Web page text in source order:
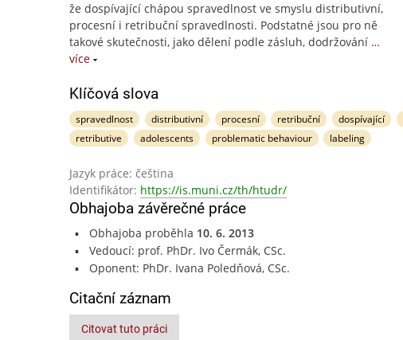
že dospívající chápou spravedlnost ve smyslu distributivní,
procesní i retribuční spravedlnosti. Podstatné jsou pro ně
takové skutečnosti, jako dělení podle zásluh, dodržování …
více
Klíčová slova
spravedlnost distributivní procesní retribuční dospívající
retributive
adolescents problematic behaviour labeling
Jazyk práce: čeština
Identifikátor: https://is.muni.cz/th/htudr/
Obhajoba závěrečné práce
Obhajoba proběhla 10. 6. 2013
Vedoucí: prof. PhDr. Ivo Čermák, CSc.
Oponent: PhDr. Ivana Poledňová, CSc.
Citační záznam
Citovat tuto práci